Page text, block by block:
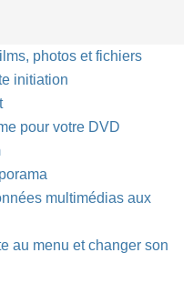
photos et fichiers
initiation
pour votre DVD
multimédias aux
au menu et changer son